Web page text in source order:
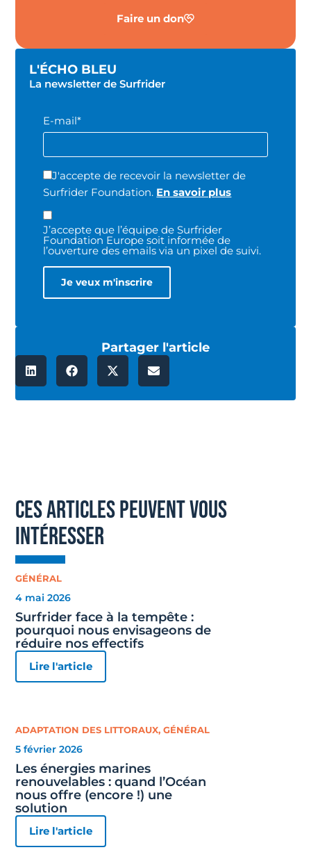
Faire un don
L'ÉCHO BLEU
La newsletter de Surfrider
E-mail*
J'accepte de recevoir la newsletter de
Surfrider Foundation. En savoir plus
J’accepte que l’équipe de Surfrider
Foundation Europe soit informée de
l’ouverture des emails via un pixel de suivi.
Partager l'article
ces articles peuvent vous
intéresser
GÉNÉRAL
4 mai 2026
Surfrider face à la tempête :
pourquoi nous envisageons de
réduire nos effectifs
Lire l'article
ADAPTATION DES LITTORAUX,GÉNÉRAL
5 février 2026
Les énergies marines
renouvelables : quand l’Océan
nous offre (encore !) une
solution
Lire l'article